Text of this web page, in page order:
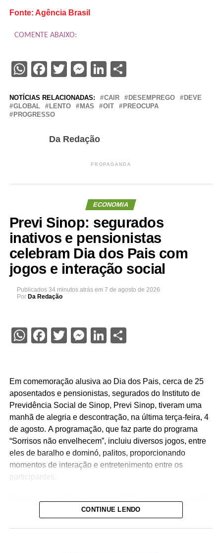
Fonte: Agência Brasil
COMENTE ABAIXO:
WhatsApp
Facebook
Twitter
Messenger
LinkedIn
Share
NOTÍCIAS RELACIONADAS: CAIR DESEMPREGO
DEVE
GLOBAL
LENTO MAS OIT
PREOCUPA
PROGRESSO
Da Redação
PROPAGANDA
ECONOMIA
Previ Sinop: segurados
inativos e pensionistas
celebram Dia dos Pais com
jogos e interação social
Publicados 34 minutos atrás em 7 de agosto de 2026
Por Da Redação
WhatsApp
Facebook
Twitter
Messenger
LinkedIn
Share
Em comemoração alusiva ao Dia dos Pais, cerca de 25
aposentados e pensionistas, segurados do Instituto de
Previdência Social de Sinop, Previ Sinop, tiveram uma
manhã de alegria e descontração, na última terça-feira, 4
de agosto. A programação, que faz parte do programa
“Sorrisos não envelhecem”, incluiu diversos jogos, entre
eles de baralho e dominó, palitos, proporcionando
momentos de interação e entretenimento entre os
participantes.
e o fortalecimento de vínculos, incentivando novas
CONTINUE LENDO